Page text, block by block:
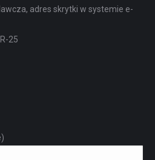
adres skrytki w systemie e-
25